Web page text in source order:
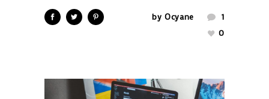
by Ocyane
1
0